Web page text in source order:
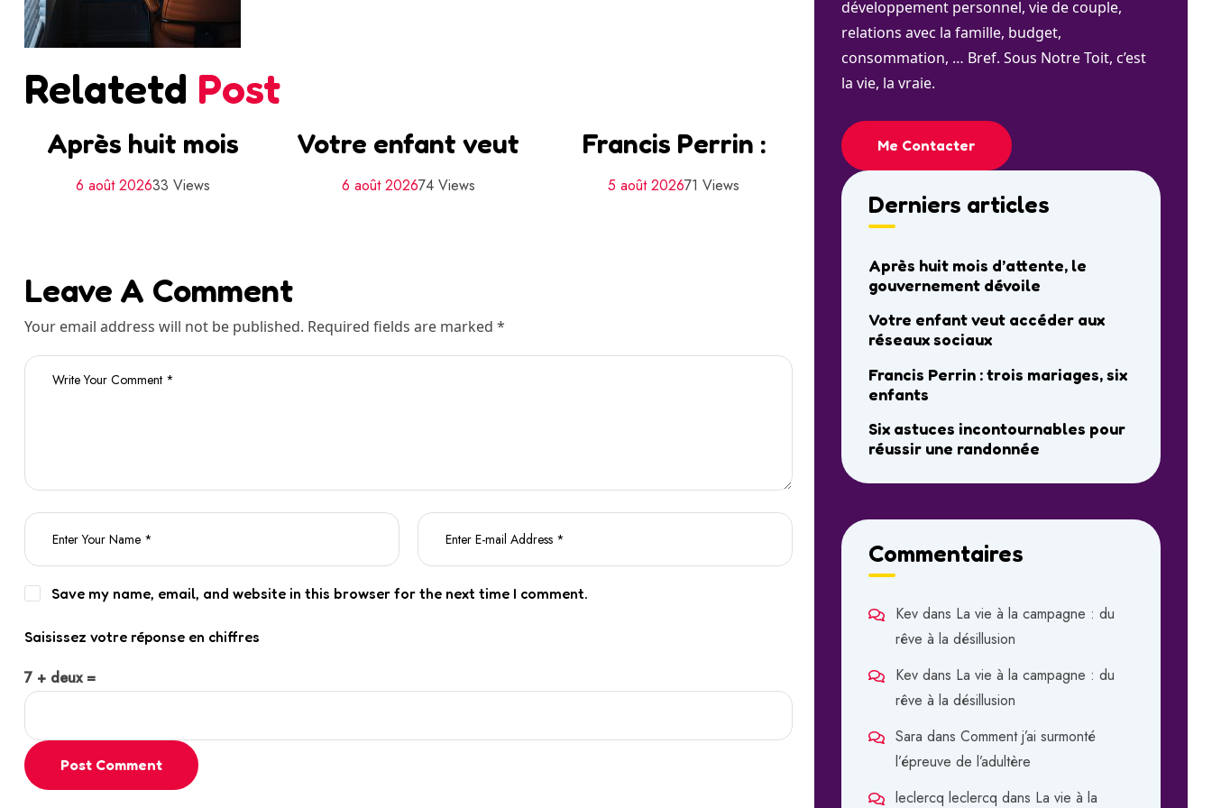
Relatetd Post
Après huit mois
6 août 202633 Views
Votre enfant veut
6 août 202674 Views
Francis Perrin :
5 août 202671 Views
Leave A Comment
Your email address will not be published. Required fields are marked *
Save my name, email, and website in this browser for the next time I comment.
Saisissez votre réponse en chiffres
7 + deux =
Post Comment
développement personnel, vie de couple,
relations avec la famille, budget,
consommation, … Bref. Sous Notre Toit, c’est
la vie, la vraie.
Me Contacter
Derniers articles
Après huit mois d’attente, le
gouvernement dévoile
Votre enfant veut accéder aux
réseaux sociaux
Francis Perrin : trois mariages, six
enfants
Six astuces incontournables pour
réussir une randonnée
Commentaires
Kev dans La vie à la campagne : du
rêve à la désillusion
Kev dans La vie à la campagne : du
rêve à la désillusion
Sara dans Comment j’ai surmonté
l’épreuve de l’adultère
leclercq leclercq dans La vie à la